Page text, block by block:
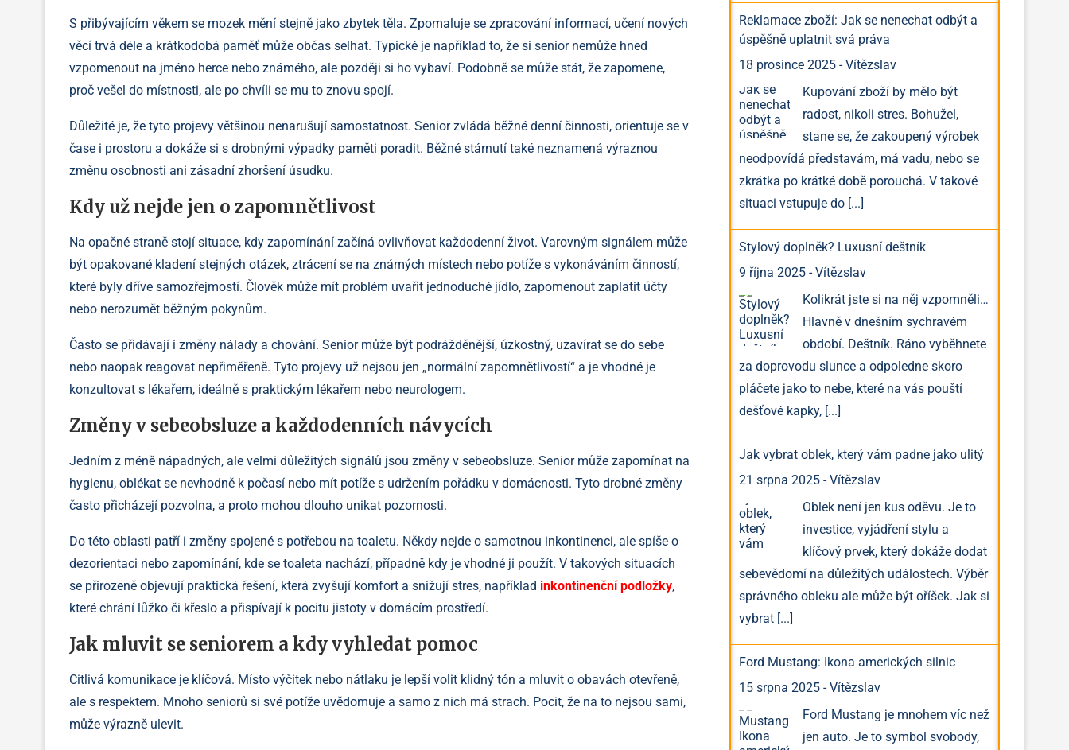
S přibývajícím věkem se mozek mění stejně jako zbytek těla. Zpomaluje se zpracování informací, učení nových
věcí trvá déle a krátkodobá paměť může občas selhat. Typické je například to, že si senior nemůže hned
vzpomenout na jméno herce nebo známého, ale později si ho vybaví. Podobně se může stát, že zapomene,
proč vešel do místnosti, ale po chvíli se mu to znovu spojí.
Důležité je, že tyto projevy většinou nenarušují samostatnost. Senior zvládá běžné denní činnosti, orientuje se v
čase i prostoru a dokáže si s drobnými výpadky paměti poradit. Běžné stárnutí také neznamená výraznou
změnu osobnosti ani zásadní zhoršení úsudku.
Kdy už nejde jen o zapomnětlivost
Na opačné straně stojí situace, kdy zapomínání začíná ovlivňovat každodenní život. Varovným signálem může
být opakované kladení stejných otázek, ztrácení se na známých místech nebo potíže s vykonáváním činností,
které byly dříve samozřejmostí. Člověk může mít problém uvařit jednoduché jídlo, zapomenout zaplatit účty
nebo nerozumět běžným pokynům.
Často se přidávají i změny nálady a chování. Senior může být podrážděnější, úzkostný, uzavírat se do sebe
nebo naopak reagovat nepřiměřeně. Tyto projevy už nejsou jen „normální zapomnětlivostí“ a je vhodné je
konzultovat s lékařem, ideálně s praktickým lékařem nebo neurologem.
Změny v sebeobsluze a každodenních návycích
Jedním z méně nápadných, ale velmi důležitých signálů jsou změny v sebeobsluze. Senior může zapomínat na
hygienu, oblékat se nevhodně k počasí nebo mít potíže s udržením pořádku v domácnosti. Tyto drobné změny
často přicházejí pozvolna, a proto mohou dlouho unikat pozornosti.
Do této oblasti patří i změny spojené s potřebou na toaletu. Někdy nejde o samotnou inkontinenci, ale spíše o
dezorientaci nebo zapomínání, kde se toaleta nachází, případně kdy je vhodné ji použít. V takových situacích
se přirozeně objevují praktická řešení, která zvyšují komfort a snižují stres, například inkontinenční podložky,
které chrání lůžko či křeslo a přispívají k pocitu jistoty v domácím prostředí.
Jak mluvit se seniorem a kdy vyhledat pomoc
Citlivá komunikace je klíčová. Místo výčitek nebo nátlaku je lepší volit klidný tón a mluvit o obavách otevřeně,
ale s respektem. Mnoho seniorů si své potíže uvědomuje a samo z nich má strach. Pocit, že na to nejsou sami,
může výrazně ulevit.
Reklamace zboží: Jak se nenechat odbýt a
úspěšně uplatnit svá práva
18 prosince 2025 -Vítězslav
Kupování zboží by mělo být
radost, nikoli stres. Bohužel,
stane se, že zakoupený výrobek
neodpovídá představám, má vadu, nebo se
zkrátka po krátké době porouchá. V takové
situaci vstupuje do [...]
Stylový doplněk? Luxusní deštník
9 října 2025 -Vítězslav
Kolikrát jste si na něj vzpomněli…
Hlavně v dnešním sychravém
období. Deštník. Ráno vyběhnete
za doprovodu slunce a odpoledne skoro
pláčete jako to nebe, které na vás pouští
dešťové kapky, [...]
Jak vybrat oblek, který vám padne jako ulitý
21 srpna 2025 -Vítězslav
Oblek není jen kus oděvu. Je to
investice, vyjádření stylu a
klíčový prvek, který dokáže dodat
sebevědomí na důležitých událostech. Výběr
správného obleku ale může být oříšek. Jak si
vybrat [...]
Ford Mustang: Ikona amerických silnic
15 srpna 2025 -Vítězslav
Ford Mustang je mnohem víc než
jen auto. Je to symbol svobody,